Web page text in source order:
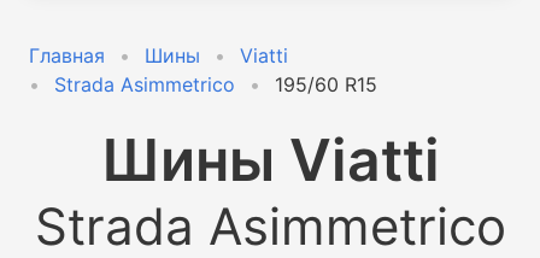
Главная Шины
Viatti
Strada Asimmetrico
195/60 R15
Шины Viatti
Strada Asimmetrico